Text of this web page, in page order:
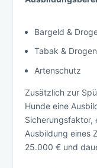
Bargeld &
Tabak &
Artenschutz
Zusätzlich zur
Hunde eine
Sicherungsfaktor,
Ausbildung eines
25.000 € und